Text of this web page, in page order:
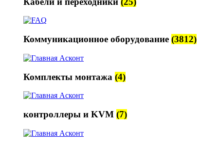
Коммуникационное оборудование (3812)
Комплекты монтажа (4)
контроллеры и KVM (7)